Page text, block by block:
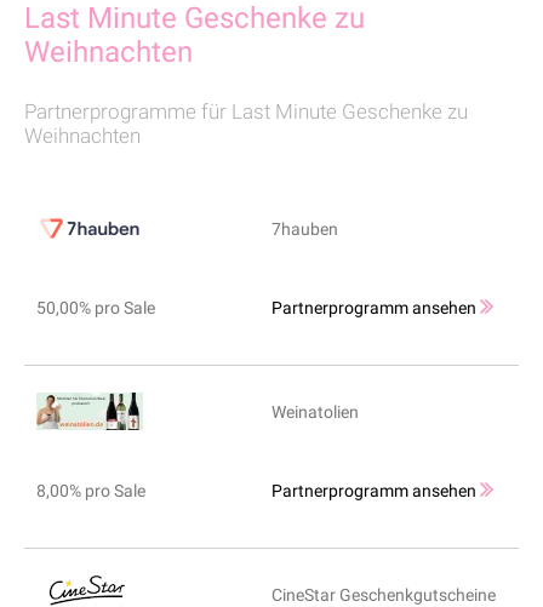
Last Minute Geschenke zu
Weihnachten
Partnerprogramme für Last Minute Geschenke zu
Weihnachten
7hauben
50,00% pro Sale Partnerprogramm ansehen
Weinatolien
8,00% pro Sale Partnerprogramm ansehen
CineStar Geschenkgutscheine